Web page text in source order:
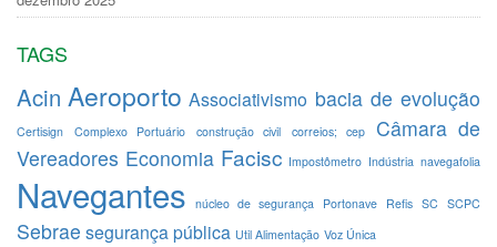
TAGS
Acin Aeroporto Associativismo bacia de evolução
Certisign Complexo Portuário construção civil correios; cep
Câmara de
Vereadores Economia Facisc Impostômetro Indústria navegafolia
Navegantes núcleo de segurança Portonave Refis SC SCPC
Sebrae segurança pública Util Alimentação Voz Única